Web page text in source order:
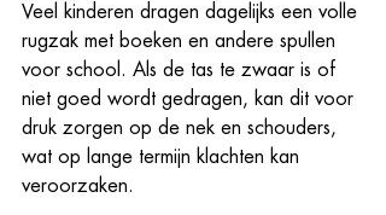
Veel kinderen dragen dagelijks een volle
rugzak met boeken en andere spullen
voor school. Als de tas te zwaar is of
niet goed wordt gedragen, kan dit voor
druk zorgen op de nek en schouders,
wat op lange termijn klachten kan
veroorzaken.